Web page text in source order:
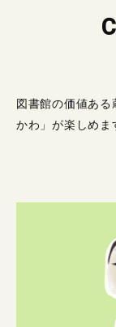
図書館の価値あ
かわ」が楽しめま